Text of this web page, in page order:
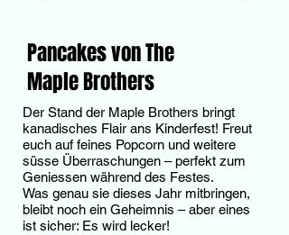
Pancakes von The
Maple Brothers
Der Stand der Maple Brothers bringt
kanadisches Flair ans Kinderfest! Freut
euch auf feines Popcorn und weitere
süsse Überraschungen – perfekt zum
Geniessen während des Festes.
Was genau sie dieses Jahr mitbringen,
bleibt noch ein Geheimnis – aber eines
ist sicher: Es wird lecker!